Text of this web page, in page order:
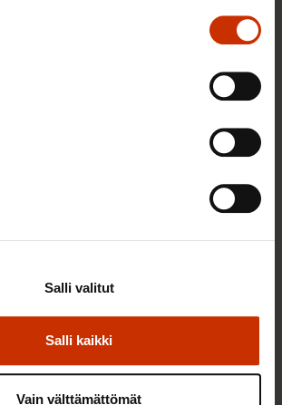
Salli kaikki
Salli valitut
Vain välttämättömät
on väliä – lue vinkit
terveelliseen syömiseen